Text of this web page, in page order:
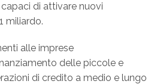
di attivare nuovi
miliardo.
alle imprese
delle piccole e
di credito a medio e lungo